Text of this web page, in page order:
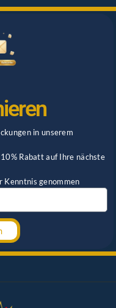
in unserem
Rabatt auf Ihre nächste
Kenntnis genommen